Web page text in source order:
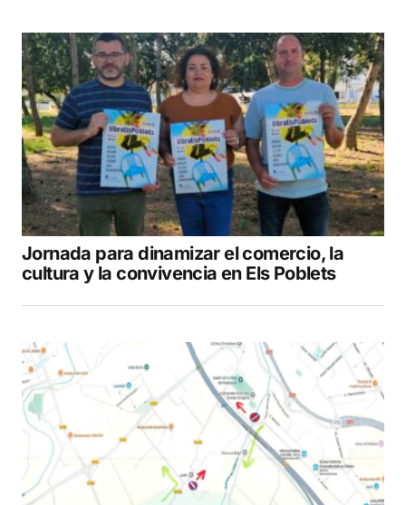
Jornada para dinamizar el comercio, la
cultura y la convivencia en Els Poblets